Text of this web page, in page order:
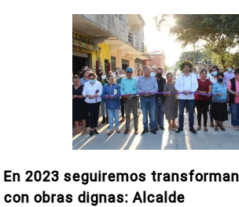
En 2023 seguiremos
con obras dignas: Alcalde